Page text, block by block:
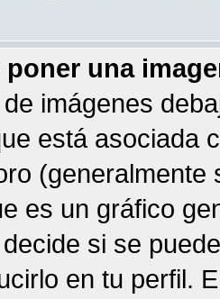
una
imágenes
está asociada
es un gráfico
si se
en tu perfil.